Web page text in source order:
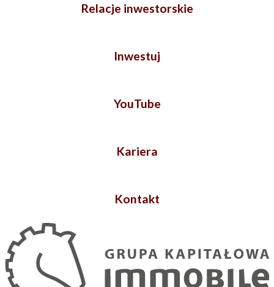
Relacje inwestorskie
Inwestuj
YouTube
Kariera
Kontakt